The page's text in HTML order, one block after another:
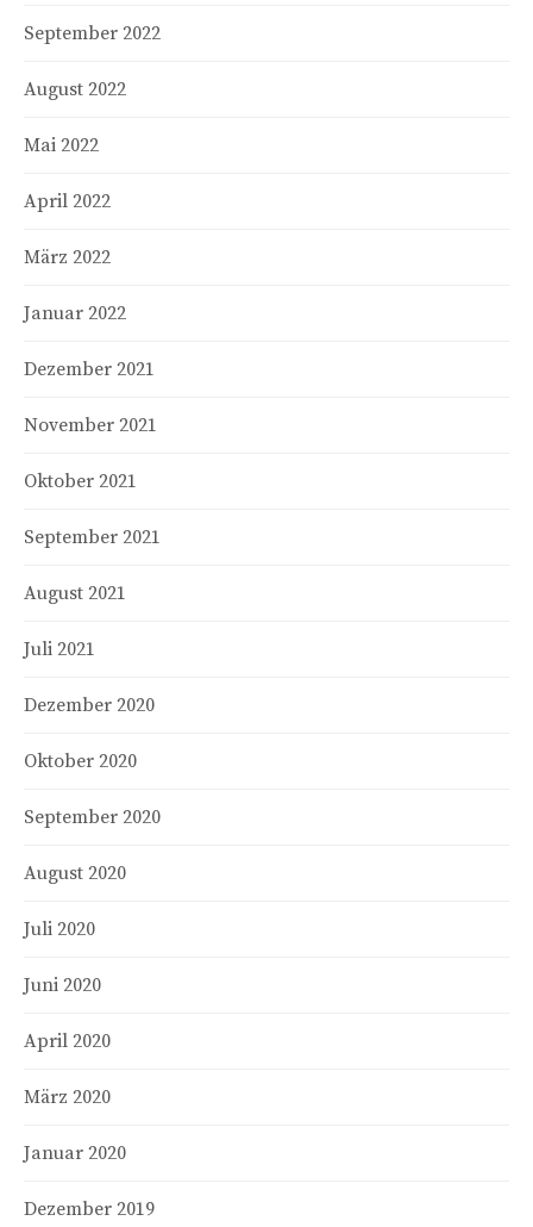
September 2022
August 2022
Mai 2022
April 2022
März 2022
Januar 2022
Dezember 2021
November 2021
Oktober 2021
September 2021
August 2021
Juli 2021
Dezember 2020
Oktober 2020
September 2020
August 2020
Juli 2020
Juni 2020
April 2020
März 2020
Januar 2020
Dezember 2019